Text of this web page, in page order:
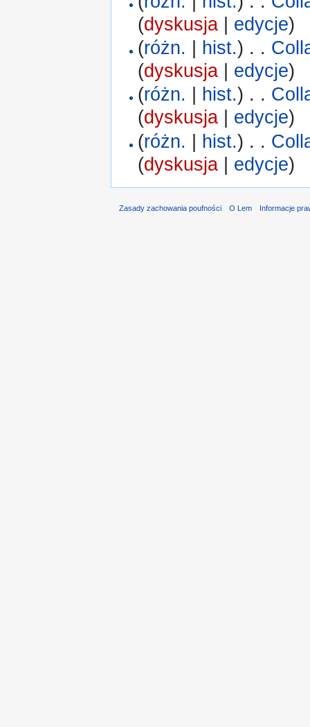
(dyskusja | edycje)
(różn. | hist.) . .
(dyskusja | edycje)
(różn. hist.) . .
(dyskusja edycje)
(różn. | hist.) . .
(dyskusja | edycje)
Zasady zachowania poufności O Lem Informacje